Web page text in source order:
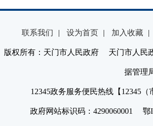
联系我们 | 设为首页 | 加入收藏 |
版权所有：天门市人民政府 天门市人
据管理
12345政务服务便民热线【12345（
政府网站标识码：4290060001